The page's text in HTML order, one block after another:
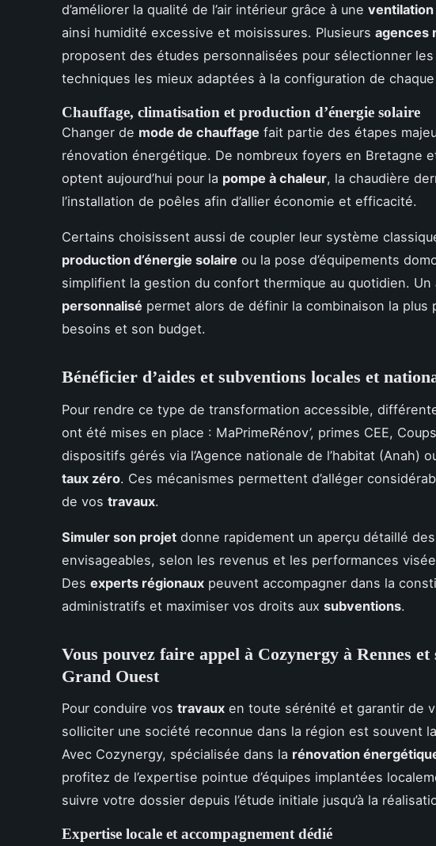
d’améliorer la qualité de l’air intérieur grâce à une
ainsi humidité excessive et moisissures. Plusieurs agences
proposent des études personnalisées pour sélectionner
techniques les mieux adaptées à la configuration de
Chauffage, climatisation et production d’énergie solaire
Changer de mode de chauffage fait partie des étapes
rénovation énergétique. De nombreux foyers en Bretagne
optent aujourd’hui pour la pompe à chaleur, la chaudière
l’installation de poêles afin d’allier économie et efficacité.
Certains choisissent aussi de coupler leur système
production d’énergie solaire ou la pose d’équipements
simplifient la gestion du confort thermique au quotidien. Un
personnalisé permet alors de définir la combinaison la
besoins et son budget.
Bénéficier d’aides et subventions locales et
Pour rendre ce type de transformation accessible,
ont été mises en place : MaPrimeRénov’, primes CEE,
dispositifs gérés via l’Agence nationale de l’habitat (Anah)
taux zéro. Ces mécanismes permettent d’alléger
de vos travaux.
Simuler son projet donne rapidement un aperçu détaillé
envisageables, selon les revenus et les performances
Des experts régionaux peuvent accompagner dans la
administratifs et maximiser vos droits aux subventions.
Vous pouvez faire appel à Cozynergy à Rennes
Grand Ouest
Pour conduire vos travaux en toute sérénité et garantir de
solliciter une société reconnue dans la région est souvent
Avec Cozynergy, spécialisée dans la rénovation
profitez de l’expertise pointue d’équipes implantées
suivre votre dossier depuis l’étude initiale jusqu’à la
Expertise locale et accompagnement dédié